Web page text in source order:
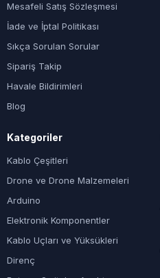
Mesafeli Satış Sözleşmesi
İade ve İptal Politikası
Sıkça Sorulan Sorular
Sipariş Takip
Havale Bildirimleri
Blog
Kategoriler
Kablo Çeşitleri
Drone ve Drone Malzemeleri
Arduino
Elektronik Komponentler
Kablo Uçları ve Yüksükleri
Direnç